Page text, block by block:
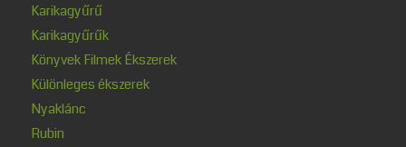
Karikagyűrű
Karikagyűrűk
Könyvek Filmek Ékszerek
Különleges ékszerek
Nyaklánc
Rubin